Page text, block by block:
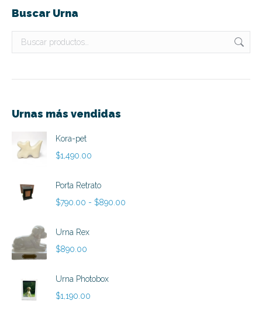
Buscar Urna
Urnas más vendidas
Kora-pet
$1,490.00
Porta Retrato
$790.00 - $890.00
Urna Rex
$890.00
Urna Photobox
$1,190.00